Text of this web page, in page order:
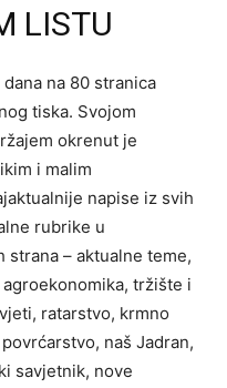
LISTU
na 80 stranica
tiska. Svojom
okrenut je
i malim
napise iz svih
rubrike u
strana – aktualne teme,
tržište i
ratarstvo, krmno
naš Jadran,
savjetnik, nove